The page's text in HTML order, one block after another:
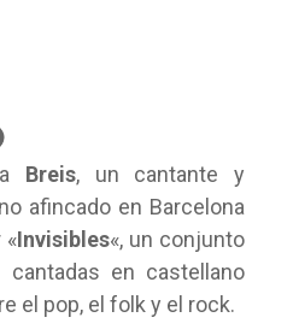
Breis, un cantante y
afincado en Barcelona
«Invisibles«, un conjunto
en castellano
el pop, el folk y el rock.